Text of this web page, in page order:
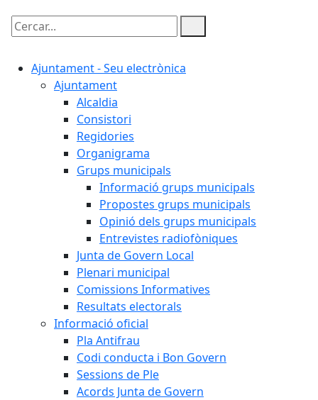
Cercar:
Ajuntament - Seu electrònica
Ajuntament
Alcaldia
Consistori
Regidories
Organigrama
Grups municipals
Informació grups municipals
Propostes grups municipals
Opinió dels grups municipals
Entrevistes radiofòniques
Junta de Govern Local
Plenari municipal
Comissions Informatives
Resultats electorals
Informació oficial
Pla Antifrau
Codi conducta i Bon Govern
Sessions de Ple
Acords Junta de Govern